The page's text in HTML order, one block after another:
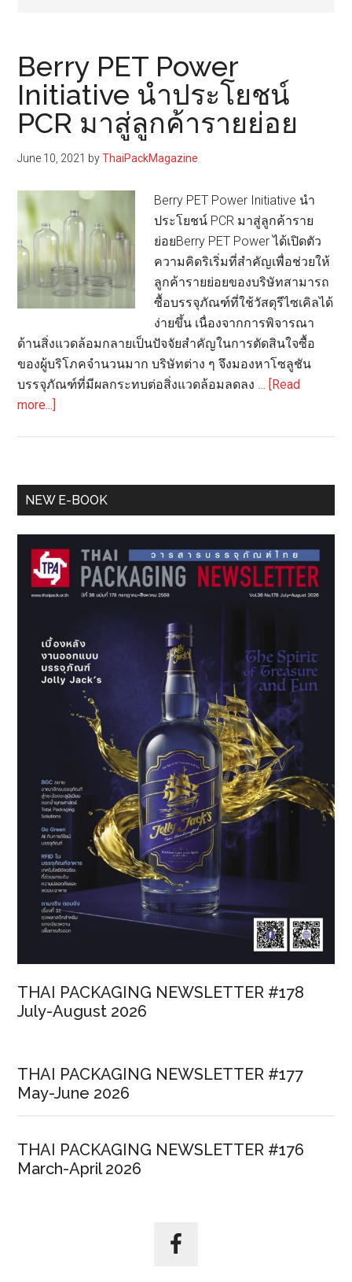
Berry PET Power
Initiative นำประโยชน์
PCR มาสู่ลูกค้ารายย่อย
June 10, 2021 byThaiPackMagazine
Berry PET Power Initiative นำ
ประโยชน์ PCR มาสู่ลูกค้าราย
ย่อยBerry PET Power ได้เปิดตัว
ความคิดริเริ่มที่สำคัญเพื่อช่วยให้
ลูกค้ารายย่อยของบริษัทสามารถ
ซื้อบรรจุภัณฑ์ที่ใช้วัสดุรีไซเคิลได้
ง่ายขึ้น เนื่องจากการพิจารณา
ด้านสิ่งแวดล้อมกลายเป็นปัจจัยสำคัญในการตัดสินใจซื้อ
ของผู้บริโภคจำนวนมาก บริษัทต่าง ๆ จึงมองหาโซลูชัน
บรรจุภัณฑ์ที่มีผลกระทบต่อสิ่งแวดล้อมลดลง …
[Read
more...]
Initiative
นำ
PCR
มา
สู่
ย่อย
Primary
NEW E-BOOK
THAI PACKAGING NEWSLETTER #178
July-August 2026
THAI PACKAGING NEWSLETTER #177
May-June 2026
THAI PACKAGING NEWSLETTER #176
March-April 2026